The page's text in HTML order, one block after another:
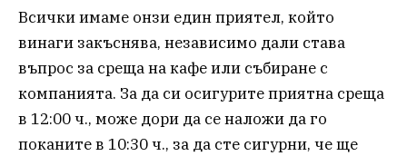
Всички имаме онзи един приятел, който
винаги закъснява, независимо дали става
въпрос за среща на кафе или събиране с
компанията. За да си осигурите приятна среща
в 12:00 ч., може дори да се наложи да го
поканите в 10:30 ч., за да сте сигурни, че ще